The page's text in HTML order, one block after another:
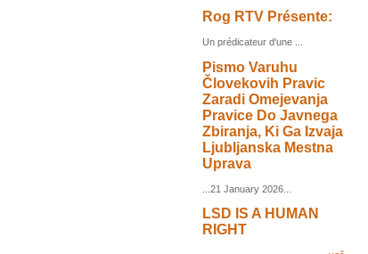
Rog RTV Présente:
Un prédicateur d'une ...
Pismo Varuhu
Človekovih Pravic
Zaradi Omejevanja
Pravice Do Javnega
Zbiranja, Ki Ga Izvaja
Ljubljanska Mestna
Uprava
...21 January 2026...
LSD IS A HUMAN
RIGHT